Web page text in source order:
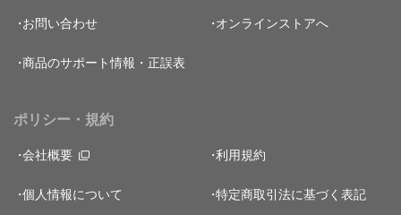
お問い合わせ オンラインストアへ
商品のサポート情報・正誤表
ポリシー・規約
会社概要 利用規約
個人情報について 特定商取引法に基づく表記